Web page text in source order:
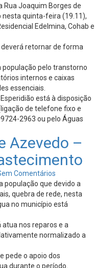
Rua Joaquim Borges de
nesta quinta-feira (19.11),
Edelmina, Cohab e
retornar de forma
população pelo transtorno
internos e caixas
essenciais.
está à disposição
de telefone fixo e
2963 ou pelo Águas
Azevedo –
Comentários
população que devido a
quebra de rede, nesta
no município está
nos reparos e a
normalizado a
pede o apoio dos
durante o período.